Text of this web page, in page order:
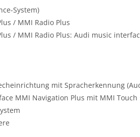
System)
/ MMI Radio Plus
/ MMI Radio Plus: Audi music
mit Spracherkennung
MMI Navigation Plus mit MMI Touch